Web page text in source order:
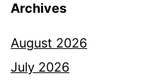
Archives
August 2026
July 2026